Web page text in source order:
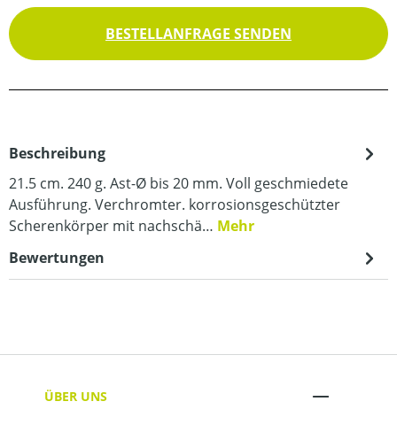
BESTELLANFRAGE SENDEN
Beschreibung
21.5 cm. 240 g. Ast-Ø bis 20 mm. Voll geschmiedete
Ausführung. Verchromter. korrosionsgeschützter
Scherenkörper mit nachschä… Mehr
Bewertungen
ÜBER UNS